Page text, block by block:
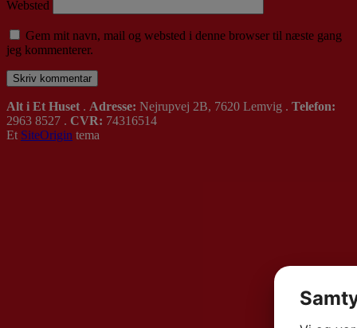
Websted
Gem mit navn, mail og websted i denne browser til næste gang
jeg kommenterer.
Alt i Et Huset . Adresse: Nejrupvej 2B, 7620 Lemvig . Telefon:
2963 8527 . CVR: 74316514
Et SiteOrigin tema